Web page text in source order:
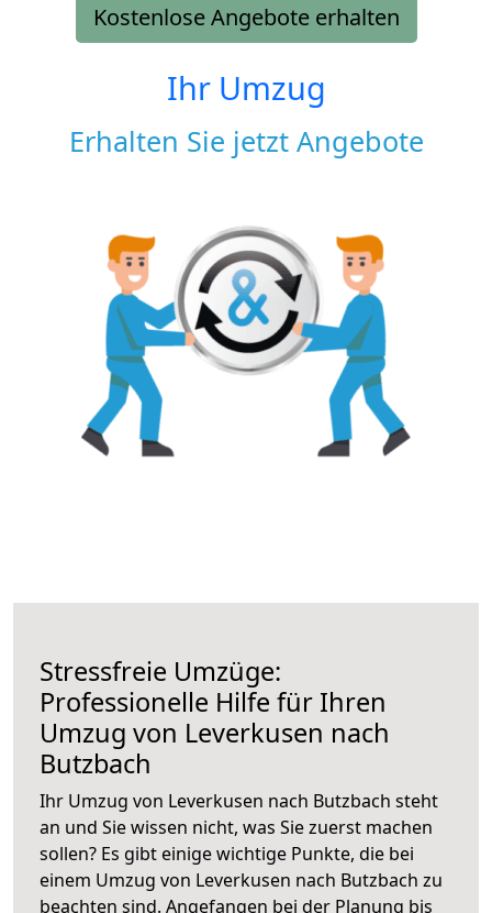
Kostenlose Angebote erhalten
Ihr Umzug
Erhalten Sie jetzt Angebote
Stressfreie Umzüge:
Professionelle Hilfe für Ihren
Umzug von Leverkusen nach
Butzbach
Ihr Umzug von Leverkusen nach Butzbach steht
an und Sie wissen nicht, was Sie zuerst machen
sollen? Es gibt einige wichtige Punkte, die bei
einem Umzug von Leverkusen nach Butzbach zu
beachten sind. Angefangen bei der Planung bis